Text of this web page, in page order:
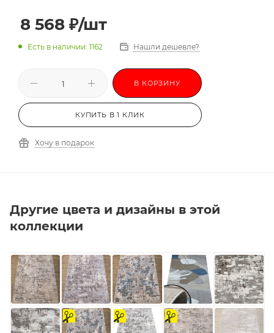
8 568 ₽/шт
Есть в наличии: 1162 Нашли дешевле?
В КОРЗИНУ
КУПИТЬ В 1 КЛИК
Хочу в подарок
Другие цвета и дизайны в этой
коллекции
на
отрез
На
отрез
на
отрез